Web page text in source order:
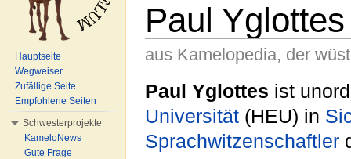
Paul Yglottes
aus Kamelopedia, der
Paul Yglottes ist
Universität (HEU) in
Sprachwitzenschaftler
Hauptseite
Wegweiser
Zufällige Seite
Empfohlene Seiten
Schwesterprojekte
KameloNews
Gute Frage